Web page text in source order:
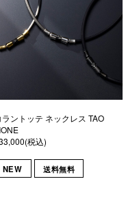
ラントッテ ネックレス TAO
税込)
NEW 送料無料